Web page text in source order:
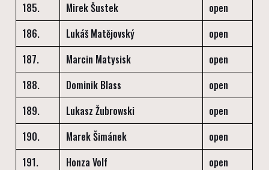
185.
Mirek Šustek
open
186.
Lukáš Matějovský
open
187.
Marcin Matysisk
open
188.
Dominik Blass
open
189.
Lukasz Žubrowski
open
190.
Marek Šimánek
open
191.
Honza Volf
open